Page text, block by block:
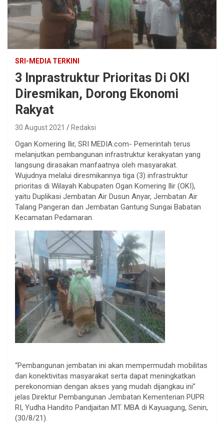
SRI-MEDIA TERKINI
3 Inprastruktur Prioritas Di OKI
Diresmikan, Dorong Ekonomi
Rakyat
30 August 2021 Redaksi
Ogan Komering Ilir, SRI MEDIA.com- Pemerintah terus
melanjutkan pembangunan infrastruktur kerakyatan yang
langsung dirasakan manfaatnya oleh masyarakat.
Wujudnya melalui diresmikannya tiga (3) infrastruktur
prioritas di Wilayah Kabupaten Ogan Komering Ilir (OKI),
yaitu Duplikasi Jembatan Air Dusun Anyar, Jembatan Air
Talang Pangeran dan Jembatan Gantung Sungai Babatan
Kecamatan Pedamaran.
“Pembangunan jembatan ini akan mempermudah mobilitas
dan konektivitas masyarakat serta dapat meningkatkan
perekonomian dengan akses yang mudah dijangkau ini”
jelas Direktur Pembangunan Jembatan Kementerian PUPR
RI, Yudha Handito Pandjaitan MT. MBA di Kayuagung, Senin,
(30/8/21).